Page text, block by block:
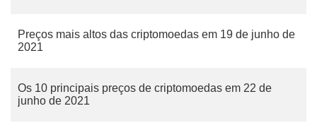
Preços mais altos das criptomoedas em 19 de junho de
2021
Os 10 principais preços de criptomoedas em 22 de
junho de 2021